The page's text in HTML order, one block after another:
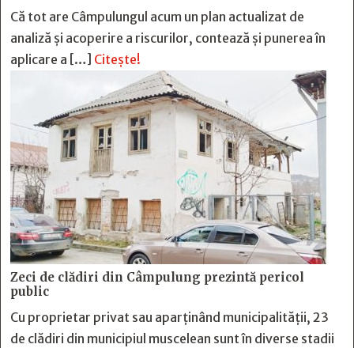
Că tot are Câmpulungul acum un plan actualizat de
analiză și acoperire a riscurilor, contează și punerea în
aplicare a […] Citește!
Zeci de clădiri din Câmpulung prezintă pericol
public
Cu proprietar privat sau aparținând municipalității, 23
de clădiri din municipiul muscelean sunt în diverse stadii